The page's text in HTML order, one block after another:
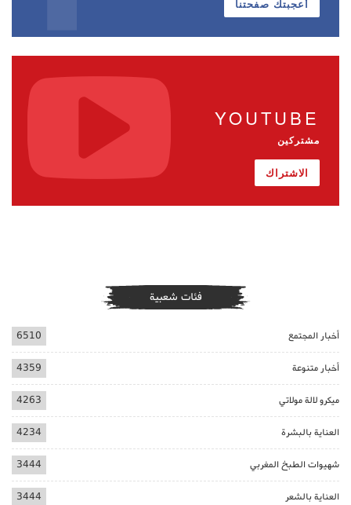
أعجبتك صفحتنا
YOUTUBE
مشتركين
الاشتراك
فئات شعبية
أخبار المجتمع 6510
أخبار متنوعة 4359
ميكرو لالة مولاتي 4263
العناية بالبشرة 4234
شهيوات الطبخ المغربي 3444
العناية بالشعر 3444